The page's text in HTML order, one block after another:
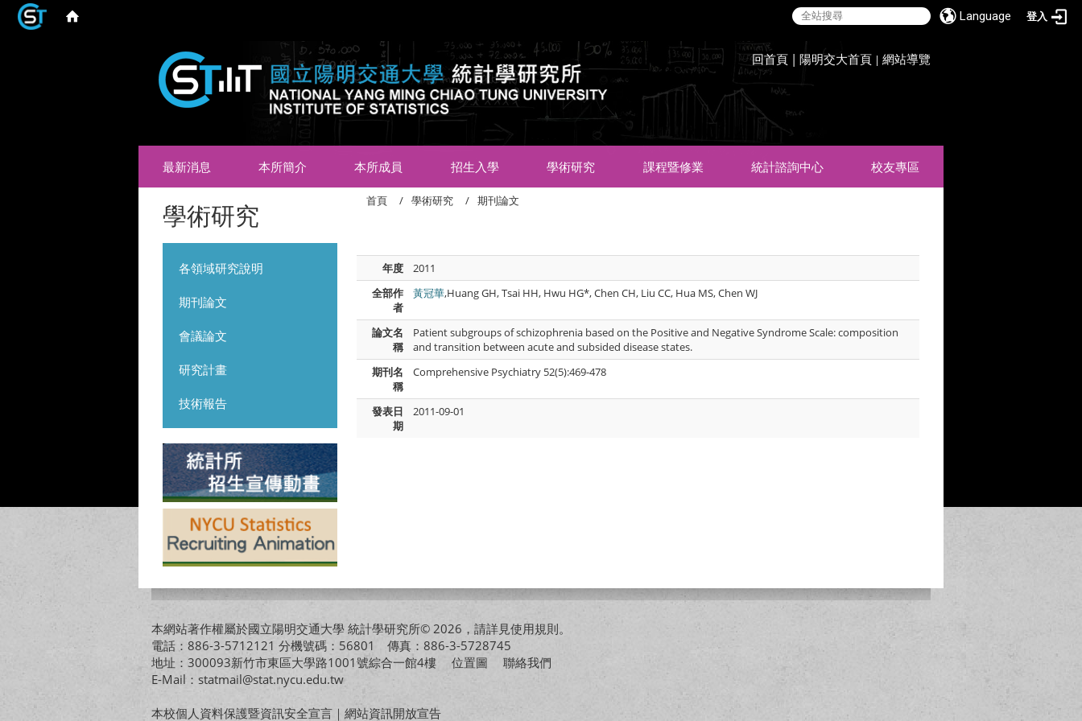
Language 登入
回首頁 | 陽明交大首頁 |網站導覽
最新消息 本所簡介 本所成員 招生入學 學術研究 課程暨修業 統計諮詢中心 校友專區
學術研究
各領域研究說明
期刊論文
會議論文
研究計畫
技術報告
首頁 學術研究 期刊論文
年度
2011
全部作
者
黃冠華,Huang GH, Tsai HH, Hwu HG*, Chen CH, Liu CC, Hua MS, Chen WJ
論文名
稱
Patient subgroups of schizophrenia based on the Positive and Negative Syndrome Scale: composition
and transition between acute and subsided disease states.
期刊名
稱
Comprehensive Psychiatry 52(5):469-478
發表日
期
2011-09-01
本網站著作權屬於國立陽明交通大學 統計學研究所© 2026，請詳見使用規則。
電話：886-3-5712121 分機號碼：56801 傳真：886-3-5728745
地址：300093新竹市東區大學路1001號綜合一館4樓 位置圖
聯絡我們
E-Mail：statmail@stat.nycu.edu.tw
本校個人資料保護暨資訊安全宣言 ｜ 網站資訊開放宣告